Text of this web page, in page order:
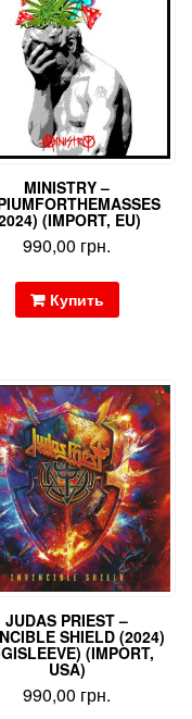
MINISTRY –
(IMPORT, EU)
990,00 грн.
Купить
JUDAS PRIEST –
SHIELD (2024)
(IMPORT,
USA)
990,00 грн.